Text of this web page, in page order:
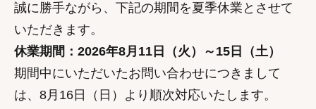
誠に勝手ながら、下記の期間を夏季休業とさせて
いただきます。
休業期間：2026年8月11日（火）～15日（土）
期間中にいただいたお問い合わせにつきまして
は、8月16日（日）より順次対応いたします。